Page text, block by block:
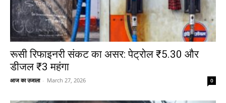
रूसी रिफाइनरी संकट का असर: पेट्रोल ₹5.30 और
डीजल ₹3 महंगा
आज का उजाला - March 27, 2026 0